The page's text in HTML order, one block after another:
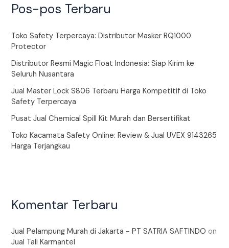
Pos-pos Terbaru
Toko Safety Terpercaya: Distributor Masker RQ1000
Protector
Distributor Resmi Magic Float Indonesia: Siap Kirim ke
Seluruh Nusantara
Jual Master Lock S806 Terbaru Harga Kompetitif di Toko
Safety Terpercaya
Pusat Jual Chemical Spill Kit Murah dan Bersertifikat
Toko Kacamata Safety Online: Review & Jual UVEX 9143265
Harga Terjangkau
Komentar Terbaru
Jual Pelampung Murah di Jakarta - PT SATRIA SAFTINDO on
Jual Tali Karmantel